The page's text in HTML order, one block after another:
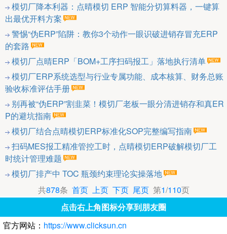
模切厂降本利器：点晴模切 ERP 智能分切算料器，一键算
出最优开料方案
警惕“伪ERP”陷阱：教你3个动作一眼识破进销存冒充ERP
的套路
模切厂点晴ERP「BOM+工序扫码报工」落地执行清单
模切厂ERP系统选型与行业专属功能、成本核算、财务总账
验收标准评估手册
别再被“伪ERP”割韭菜！模切厂老板一眼分清进销存和真ER
P的避坑指南
模切厂结合点晴模切ERP标准化SOP完整编写指南
扫码MES报工精准管控工时，点晴模切ERP破解模切厂工
时统计管理难题
模切厂排产中 TOC 瓶颈约束理论实操落地
共878条 首页 上页 下页 尾页第1/110页
点击右上角图标分享到朋友圈
官方网站： https://www.clicksun.cn